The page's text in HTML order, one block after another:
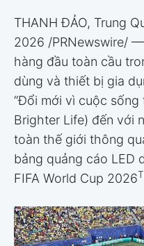
THANH ĐẢO, Trung
2026 /PRNewswire/
hàng đầu toàn cầu
dùng và thiết bị gia
“Đổi mới vì cuộc sống
Brighter Life) đến với
toàn thế giới thông
bảng quảng cáo LED
FIFA World Cup 2026